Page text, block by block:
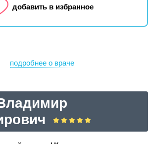
добавить в избранное
подробнее о враче